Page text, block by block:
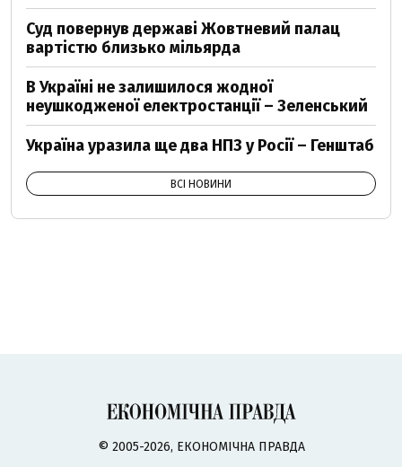
Суд повернув державі Жовтневий палац
вартістю близько мільярда
В Україні не залишилося жодної
неушкодженої електростанції – Зеленський
Україна уразила ще два НПЗ у Росії – Генштаб
ВСІ НОВИНИ
© 2005-2026, ЕКОНОМІЧНА ПРАВДА